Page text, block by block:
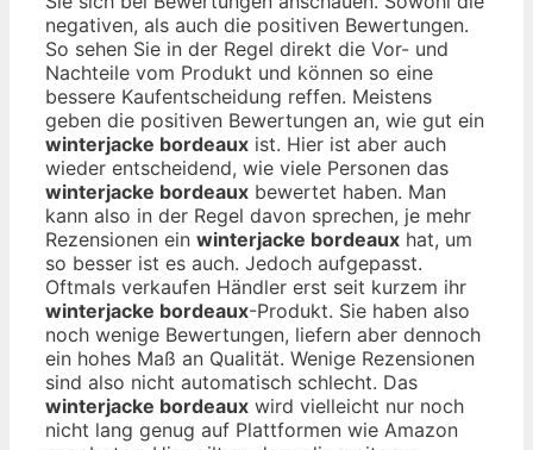
negativen, als auch die positiven Bewertungen.
So sehen Sie in der Regel direkt die Vor- und
Nachteile vom Produkt und können so eine
bessere Kaufentscheidung reffen. Meistens
geben die positiven Bewertungen an, wie gut ein
winterjacke bordeaux ist. Hier ist aber auch
wieder entscheidend, wie viele Personen das
winterjacke bordeaux bewertet haben. Man
kann also in der Regel davon sprechen, je mehr
Rezensionen ein winterjacke bordeaux hat, um
so besser ist es auch. Jedoch aufgepasst.
Oftmals verkaufen Händler erst seit kurzem ihr
winterjacke bordeaux-Produkt. Sie haben also
noch wenige Bewertungen, liefern aber dennoch
ein hohes Maß an Qualität. Wenige Rezensionen
sind also nicht automatisch schlecht. Das
winterjacke bordeaux wird vielleicht nur noch
nicht lang genug auf Plattformen wie Amazon